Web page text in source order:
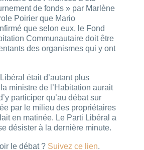
de fonds » par Marlène
Poirier que Mario
que selon eux, le Fond
Communautaire doit être
des organismes qui y ont
était d’autant plus
ministre de l’Habitation aurait
participer qu’au débat sur
par le milieu des propriétaires
en matinée. Le Parti Libéral a
désister à la dernière minute.
le débat ? Suivez ce lien.